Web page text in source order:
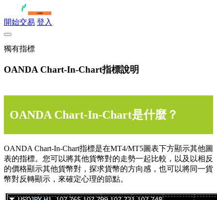
開始交易 登入
獨有指標
OANDA Chart-In-Chart指標說明
OANDA Chart-In-Chart是什麼？
OANDA Chart-In-Chart指標是在MT4/MT5圖表下方顯示其他圖
表的指標。您可以將其他貨幣對的走勢一起比較，以及以相反
的價格顯示其他貨幣對，探求貨幣的方向感，也可以將同一貨
幣對反轉顯示，來確定心理的節點。